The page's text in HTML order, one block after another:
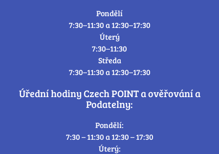
Pondělí
7:30–11:30 a 12:30–17:30
Úterý
7:30–11:30
Středa
7:30–11:30 a 12:30–17:30
Úřední hodiny Czech POINT a ověřování a
Podatelny:
Pondělí:
7:30 – 11:30 a 12:30 – 17:30
Úterý: